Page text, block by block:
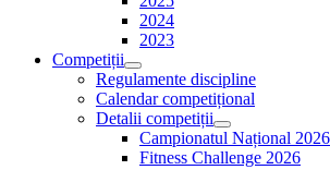
2024
2023
Competiții
Regulamente discipline
Calendar competițional
Detalii competiții
Campionatul Național 2026
Fitness Challenge 2026